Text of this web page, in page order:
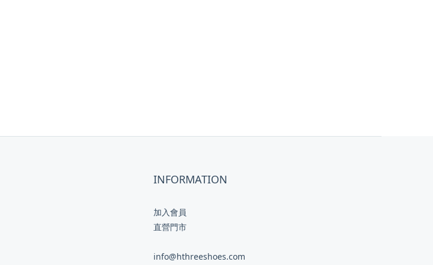
INFORMATION
加入會員
直營門市
info@hthreeshoes.com